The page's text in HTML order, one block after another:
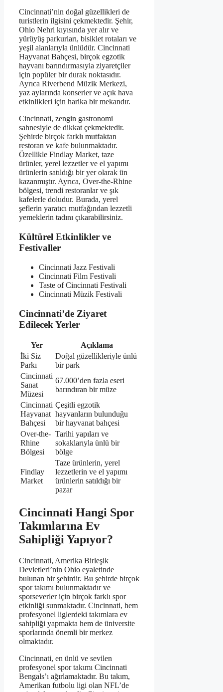
Cincinnati’nin doğal güzellikleri de
turistlerin ilgisini çekmektedir. Şehir,
Ohio Nehri kıyısında yer alır ve
yürüyüş parkurları, bisiklet rotaları ve
yeşil alanlarıyla ünlüdür. Cincinnati
Hayvanat Bahçesi, birçok egzotik
hayvanı barındırmasıyla ziyaretçiler
için popüler bir durak noktasıdır.
Ayrıca Riverbend Müzik Merkezi,
yaz aylarında konserler ve açık hava
etkinlikleri için harika bir mekandır.
Cincinnati, zengin gastronomi
sahnesiyle de dikkat çekmektedir.
Şehirde birçok farklı mutfaktan
restoran ve kafe bulunmaktadır.
Özellikle Findlay Market, taze
ürünler, yerel lezzetler ve el yapımı
ürünlerin satıldığı bir yer olarak ün
kazanmıştır. Ayrıca, Over-the-Rhine
bölgesi, trendi restoranlar ve şık
kafelerle doludur. Burada, yerel
şeflerin yaratıcı mutfağından lezzetli
yemeklerin tadını çıkarabilirsiniz.
Kültürel Etkinlikler ve
Festivaller
Cincinnati Jazz Festivali
Cincinnati Film Festivali
Taste of Cincinnati Festivali
Cincinnati Müzik Festivali
Cincinnati’de Ziyaret
Edilecek Yerler
Yer
Açıklama
İki Siz
Parkı
Doğal güzellikleriyle ünlü
bir park
Cincinnati
Sanat
Müzesi
67.000’den fazla eseri
barındıran bir müze
Cincinnati
Hayvanat
Bahçesi
Çeşitli egzotik
hayvanların bulunduğu
bir hayvanat bahçesi
Over-the-
Rhine
Bölgesi
Tarihi yapıları ve
sokaklarıyla ünlü bir
bölge
Findlay
Market
Taze ürünlerin, yerel
lezzetlerin ve el yapımı
ürünlerin satıldığı bir
pazar
Cincinnati Hangi Spor
Takımlarına Ev
Sahipliği Yapıyor?
Cincinnati, Amerika Birleşik
Devletleri’nin Ohio eyaletinde
bulunan bir şehirdir. Bu şehirde birçok
spor takımı bulunmaktadır ve
sporseverler için birçok farklı spor
etkinliği sunmaktadır. Cincinnati, hem
profesyonel liglerdeki takımlara ev
sahipliği yapmakta hem de üniversite
sporlarında önemli bir merkez
olmaktadır.
Cincinnati, en ünlü ve sevilen
profesyonel spor takımı Cincinnati
Bengals’ı ağırlamaktadır. Bu takım,
Amerikan futbolu ligi olan NFL’de